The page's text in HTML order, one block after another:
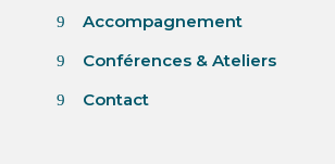
9 Accompagnement
9 Conférences & Ateliers
9 Contact